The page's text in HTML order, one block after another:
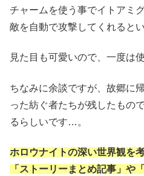
チャームを使う事でイトアミ
敵を自動で攻撃してくれると
見た目も可愛いので、一度は
ちなみに余談ですが、故郷に
った紡ぐ者たちが残したもの
るらしいです…。
ホロウナイトの深い世界観を
「ストーリーまとめ記事」や